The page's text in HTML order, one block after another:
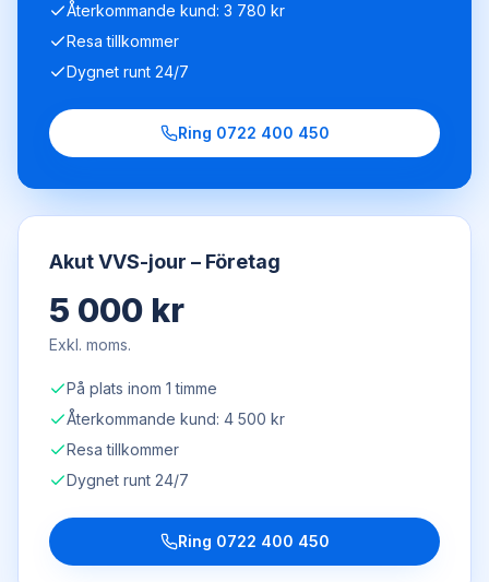
Återkommande kund: 3 780 kr
Resa tillkommer
Dygnet runt 24/7
Ring 0722 400 450
Akut VVS-jour – Företag
5 000 kr
Exkl. moms.
På plats inom 1 timme
Återkommande kund: 4 500 kr
Resa tillkommer
Dygnet runt 24/7
Ring 0722 400 450